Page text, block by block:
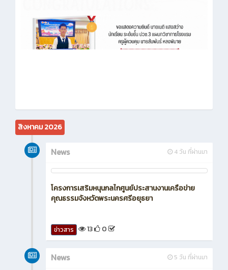
สิงหาคม 2026
4 วัน ที่ผ่านมา
News
โครงการเสริมหนุนกลไกศูนย์ประสานงานเครือข่าย
คุณธรรมจังหวัดพระนครศรีอยุธยา
ข่าวสาร 13 0
5 วัน ที่ผ่านมา
News